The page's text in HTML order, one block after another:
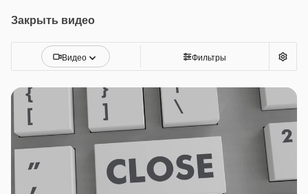
Закрыть видео
Видео Фильтры